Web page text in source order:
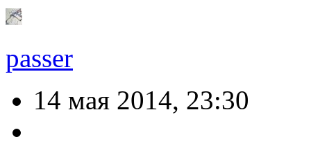
passer
14 мая 2014, 23:30